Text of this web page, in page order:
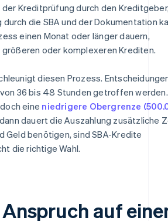
der Kreditprüfung durch den
durch die SBA und der Dokumentation
einen Monat oder länger dauern,
oder komplexeren Krediten.
diesen Prozess.
36 bis 48 Stunden getroffen werden.
eine niedrigere Obergrenze
dauert die Auszahlung zusätzliche
Geld benötigen, sind SBA-Kredite
die richtige Wahl.
auf